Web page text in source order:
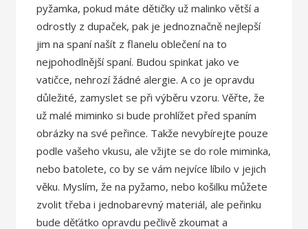
pyžamka, pokud máte dětičky už malinko větší a
odrostly z dupaček, pak je jednoznačně nejlepší
jim na spaní našít z flanelu oblečení na to
nejpohodlnější spaní. Budou spinkat jako ve
vatičce, nehrozí žádné alergie. A co je opravdu
důležité, zamyslet se při výběru vzoru. Věřte, že
už malé miminko si bude prohlížet před spaním
obrázky na své peřince. Takže nevybírejte pouze
podle vašeho vkusu, ale vžijte se do role miminka,
nebo batolete, co by se vám nejvíce líbilo v jejich
věku. Myslím, že na pyžamo, nebo košilku můžete
zvolit třeba i jednobarevný materiál, ale peřinku
bude děťátko opravdu pečlivě zkoumat a